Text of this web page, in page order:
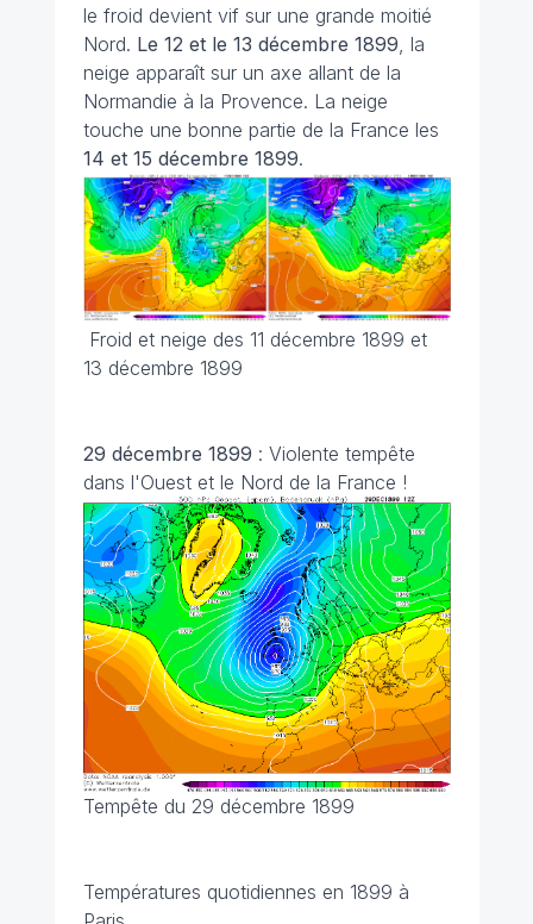
le froid devient vif sur une grande moitié
Nord. Le 12 et le 13 décembre 1899 , la
neige apparaît sur un axe allant de la
Normandie à la Provence. La neige
touche une bonne partie de la France les
14 et 15 décembre 1899.
Froid et neige des 11 décembre 1899 et
13 décembre 1899
29 décembre 1899 : Violente tempête
dans l'Ouest et le Nord de la France !
Tempête du 29 décembre 1899
Températures quotidiennes en 1899 à